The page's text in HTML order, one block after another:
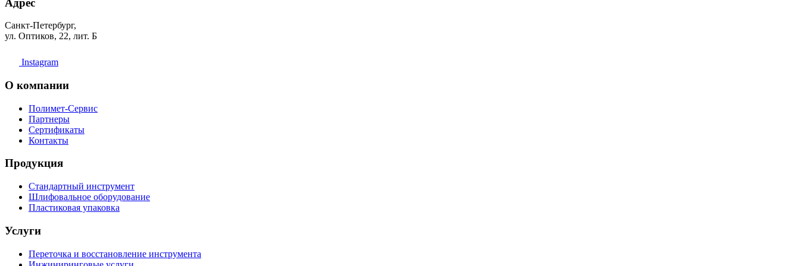
Санкт-Петербург,
ул. Оптиков, 22, лит. Б
Instagram
О компании
Полимет-Сервис
Партнеры
Сертификаты
Контакты
Продукция
Стандартный инструмент
Шлифовальное оборудование
Пластиковая упаковка
Услуги
Переточка и восстановление инструмента